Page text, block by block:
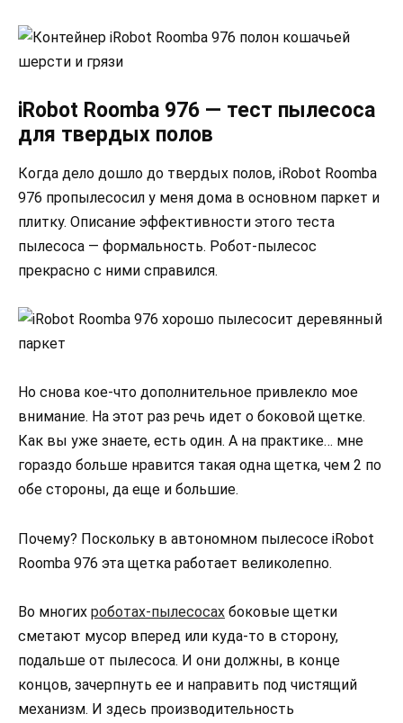
iRobot Roomba 976 — тест пылесоса
для твердых полов
Когда дело дошло до твердых полов, iRobot Roomba
976 пропылесосил у меня дома в основном паркет и
плитку. Описание эффективности этого теста
пылесоса — формальность. Робот-пылесос
прекрасно с ними справился.
Но снова кое-что дополнительное привлекло мое
внимание. На этот раз речь идет о боковой щетке.
Как вы уже знаете, есть один. А на практике… мне
гораздо больше нравится такая одна щетка, чем 2 по
обе стороны, да еще и большие.
Почему? Поскольку в автономном пылесосе iRobot
Roomba 976 эта щетка работает великолепно.
Во многих роботах-пылесосах боковые щетки
сметают мусор вперед или куда-то в сторону,
подальше от пылесоса. И они должны, в конце
концов, зачерпнуть ее и направить под чистящий
механизм. И здесь производительность